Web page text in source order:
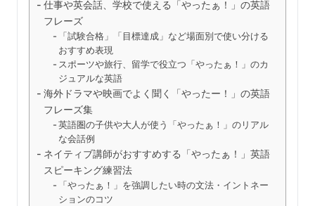
仕事や英会話、学校で使える「やったぁ！」の英語
フレーズ
「試験合格」「目標達成」など場面別で使い分ける
おすすめ表現
スポーツや旅行、留学で役立つ「やったぁ！」のカ
ジュアルな英語
海外ドラマや映画でよく聞く「やったー！」の英語
フレーズ集
英語圏の子供や大人が使う「やったぁ！」のリアル
な会話例
ネイティブ講師がおすすめする「やったぁ！」英語
スピーキング練習法
「やったぁ！」を強調したい時の文法・イントネー
ションのコツ